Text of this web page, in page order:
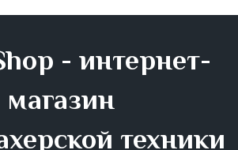
- интернет-
магазин
техники